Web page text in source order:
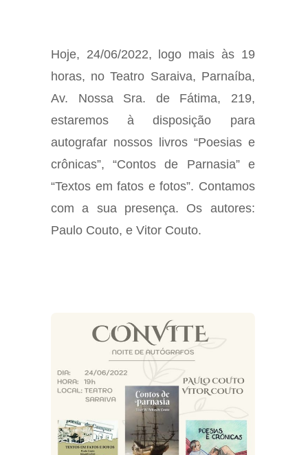
Hoje, 24/06/2022, logo mais às 19
horas, no Teatro Saraiva, Parnaíba,
Av. Nossa Sra. de Fátima, 219,
estaremos à disposição para
autografar nossos livros “Poesias e
crônicas”, “Contos de Parnasia” e
“Textos em fatos e fotos”. Contamos
com a sua presença. Os autores:
Paulo Couto, e Vitor Couto.